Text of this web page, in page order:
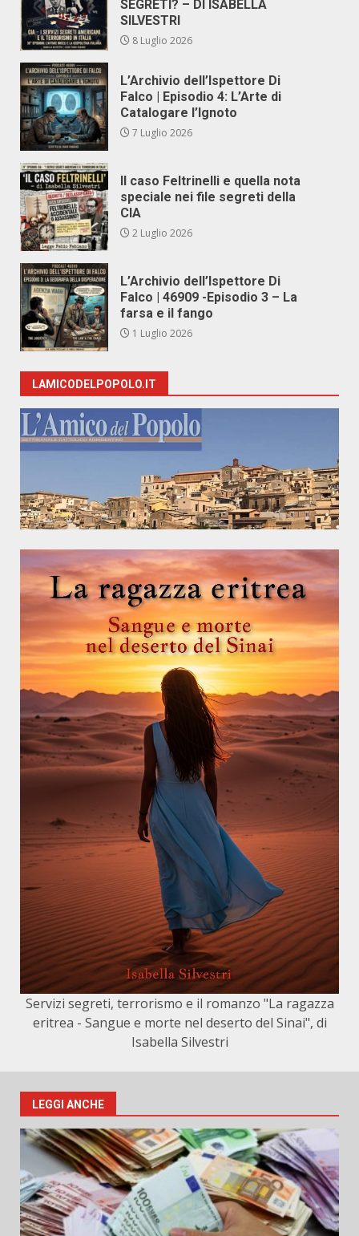
SEGRETI? – DI ISABELLA
SILVESTRI
8 Luglio 2026
L’Archivio dell’Ispettore Di
Falco | Episodio 4: L’Arte di
Catalogare l’Ignoto
7 Luglio 2026
Il caso Feltrinelli e quella nota
speciale nei file segreti della
CIA
2 Luglio 2026
L’Archivio dell’Ispettore Di
Falco | 46909 -Episodio 3 – La
farsa e il fango
1 Luglio 2026
LAMICODELPOPOLO.IT
Servizi segreti, terrorismo e il romanzo "La ragazza
eritrea - Sangue e morte nel deserto del Sinai", di
Isabella Silvestri
LEGGI ANCHE